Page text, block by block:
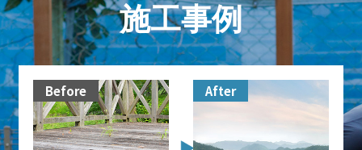
施工事例
Before After